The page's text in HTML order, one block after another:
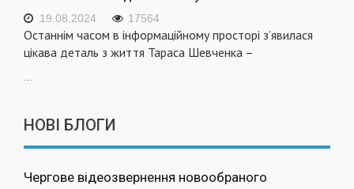
19.08.2024 17564
Останнім часом в інформаційному просторі з’явилася
цікава деталь з життя Тараса Шевченка –
НОВІ БЛОГИ
Чергове відеозвернення новообраного